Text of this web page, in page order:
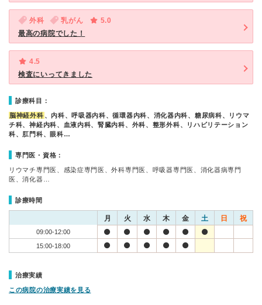
外科 乳がん
5.0
最高の病院でした！
4.5
検査にいってきました
診療科目：
脳神経外科 、内科、呼吸器内科、循環器内科、消化器内科、糖尿病科、リウマ
チ科、神経内科、血液内科、腎臓内科、外科、整形外科、リハビリテーション
科、肛門科、眼科…
専門医・資格：
リウマチ専門医、感染症専門医、外科専門医、呼吸器専門医、消化器病専門
医、消化器…
診療時間
月 火 水 木 金 土 日 祝
09:00-12:00
15:00-18:00
治療実績
この病院の治療実績を見る